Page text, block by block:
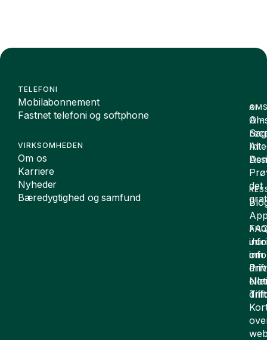
TELEFONI
Mobilabonnement
Fastnet telefoni og softphone
VIRKSOMHEDEN
Om os
Karriere
Nyheder
Bæredygtighed og samfund
om
drift
AI
AI-
AI
det